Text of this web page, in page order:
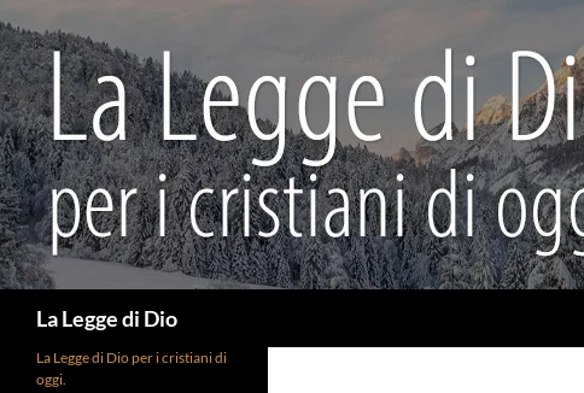
al
contenuto
La Legge di Dio
La Legge di Dio per i cristiani di
oggi.